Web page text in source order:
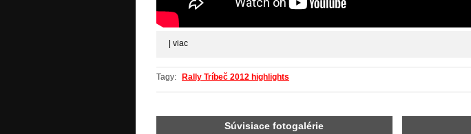
viac
Tagy: Rally Tríbeč 2012 highlights
Súvisiace fotogalérie